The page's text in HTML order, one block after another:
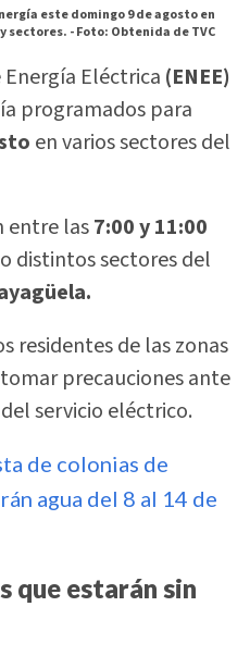
este domingo 9 de agosto en
sectores. -Foto: Obtenida de TVC
Eléctrica (ENEE)
programados para
en varios sectores del
entre las7:00 y 11:00
distintos sectores del
residentes de las zonas
precauciones ante
servicio eléctrico.
de colonias de
agua del 8 al 14 de
que estarán sin